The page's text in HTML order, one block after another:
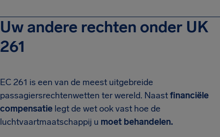
Uw andere rechten onder UK
261
EC 261 is een van de meest uitgebreide
passagiersrechtenwetten ter wereld. Naastfinanciële
compensatie legt de wet ook vast hoe de
luchtvaartmaatschappij u moet behandelen.